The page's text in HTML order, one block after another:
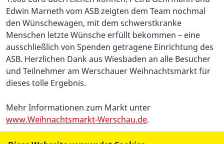
Edwin Marneth vom ASB zeigten dem Team nochmal
den Wünschewagen, mit dem schwerstkranke
Menschen letzte Wünsche erfüllt bekommen – eine
ausschließlich von Spenden getragene Einrichtung des
ASB. Herzlichen Dank aus Wiesbaden an alle Besucher
und Teilnehmer am Werschauer Weihnachtsmarkt für
dieses tolle Ergebnis.
Mehr Informationen zum Markt unter
www.Weihnachtsmarkt-Werschau.de.